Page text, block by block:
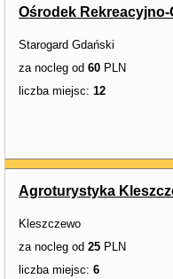
Ośrodek
Starogard Gdański
za nocleg od 60 PLN
liczba miejsc: 12
Agroturystyka
Kleszczewo
za nocleg od 25 PLN
liczba miejsc: 6